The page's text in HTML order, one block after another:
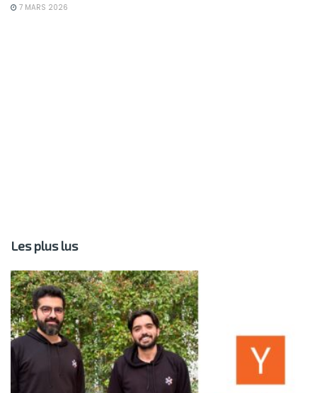
7 MARS 2026
Les plus lus